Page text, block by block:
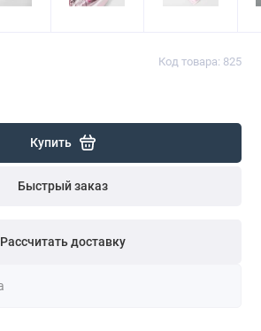
Код товара: 825
Купить
Быстрый заказ
Рассчитать доставку